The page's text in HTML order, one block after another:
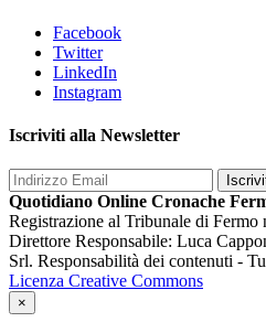
Facebook
Twitter
LinkedIn
Instagram
Iscriviti alla Newsletter
Quotidiano Online Cronache
Registrazione al Tribunale di Fermo
Direttore Responsabile: Luca
Srl. Responsabilità dei contenuti -
Licenza Creative Commons
×